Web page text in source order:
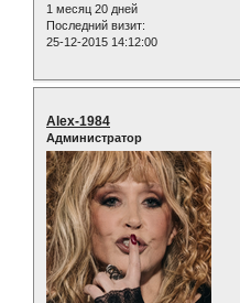
1 месяц 20 дней
Последний визит:
25-12-2015 14:12:00
Alex-1984
Администратор